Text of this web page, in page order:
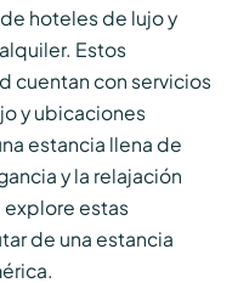
hoteles de lujo y
Estos
cuentan con servicios
y ubicaciones
estancia llena de
y la relajación
estas
de una estancia